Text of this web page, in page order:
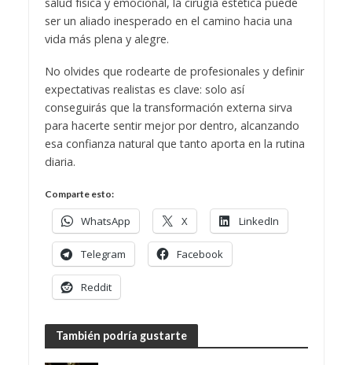
ser un aliado inesperado en el camino hacia una
vida más plena y alegre.
No olvides que rodearte de profesionales y definir
expectativas realistas es clave: solo así
conseguirás que la transformación externa sirva
para hacerte sentir mejor por dentro, alcanzando
esa confianza natural que tanto aporta en la rutina
diaria.
Comparte esto:
WhatsApp X LinkedIn
Telegram Facebook
Reddit
También podría gustarte